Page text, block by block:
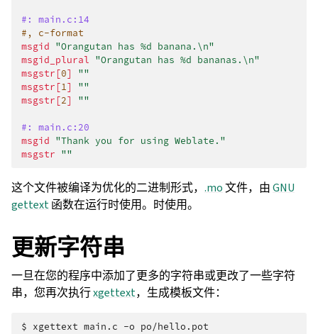
#: main.c:14
#, c-format
msgid "Orangutan has %d banana.\n"
msgid_plural "Orangutan has %d bananas.\n"
msgstr[0]
""
msgstr[1]
""
msgstr[2] ""
#: main.c:20
msgid "Thank you for using Weblate."
msgstr ""
这个文件被编译为优化的二进制形式， .mo文件，由GNU
gettext函数在运行时使用。时使用。
更新字符串
一旦在您的程序中添加了更多的字符串或更改了一些字符
串，您再次执行xgettext，生成模板文件：
$ xgettext main.c -o